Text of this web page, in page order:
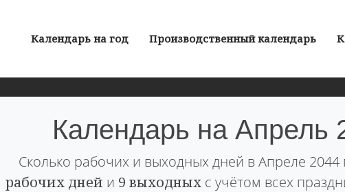
Календарь на год Производственный календарь
Календарь на Апрель
Сколько рабочих и выходных дней в Апреле 2044
рабочих дней и 9 выходныхс учётом всех